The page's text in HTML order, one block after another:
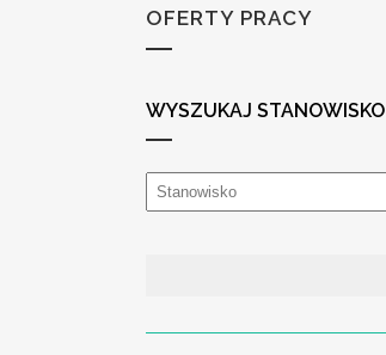
OFERTY PRACY
WYSZUKAJ STANOWISKO